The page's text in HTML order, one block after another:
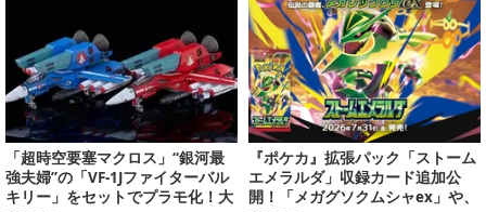
「超時空要塞マクロス」“銀河最
強夫婦”の「VF-1Jファイターバル
キリー」をセットでプラモ化！大
『ポケカ』拡張パック「ストーム
エメラルダ」収録カード追加公
開！「メガグソクムシャex」や、